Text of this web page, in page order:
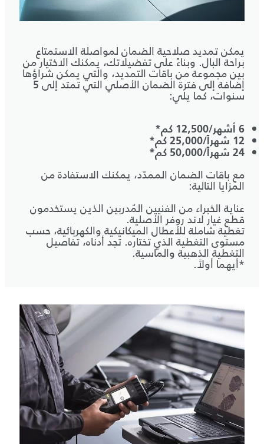
يمكن تمديد صلاحية الضمان لمواصلة الاستمتاع
براحة البال. وبناءً على تفضيلاتك، يمكنك الاختيار من
بين مجموعة من باقات التمديد، والتي يمكن شراؤها
إضافة إلى فترة الضمان الأصلي التي تمتد إلى 5
سنوات، كما يلي:
6 أشهر/12,500 كم*
12 شهراً/25,000 كم*
24 شهراً/50,000 كم*
مع باقات الضمان الممدّد، يمكنك الاستفادة من
المزايا التالية:
عناية الخبراء من الفنيين المُدربين الذين يستخدمون
قطع غيار لاند روفر الأصلية.
تغطية شاملة للأعطال الميكانيكية والكهربائية، حسب
مستوى التغطية الذي تختاره. تجد أدناه، تفاصيل
التغطية الذهبية والماسية.
*أيهما أولاً.